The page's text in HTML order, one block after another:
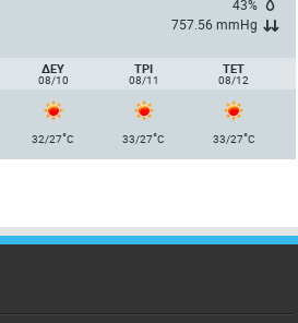
43%
757.56 mmHg
ΔΕΥ
08/10
ΤΡΙ
08/11
ΤΕΤ
08/12
32/27°C 33/27°C 33/27°C